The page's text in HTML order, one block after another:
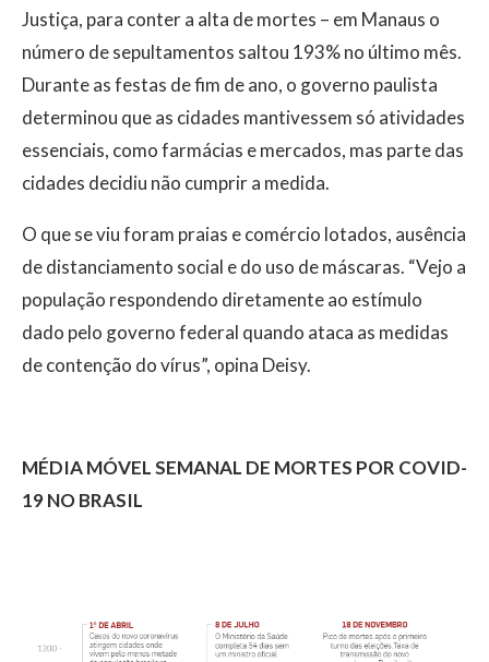
Justiça, para conter a alta de mortes – em Manaus o
número de sepultamentos saltou 193% no último mês.
Durante as festas de fim de ano, o governo paulista
determinou que as cidades mantivessem só atividades
essenciais, como farmácias e mercados, mas parte das
cidades decidiu não cumprir a medida.
O que se viu foram praias e comércio lotados, ausência
de distanciamento social e do uso de máscaras. “Vejo a
população respondendo diretamente ao estímulo
dado pelo governo federal quando ataca as medidas
de contenção do vírus”, opina Deisy.
MÉDIA MÓVEL SEMANAL DE MORTES POR COVID-
19 NO BRASIL